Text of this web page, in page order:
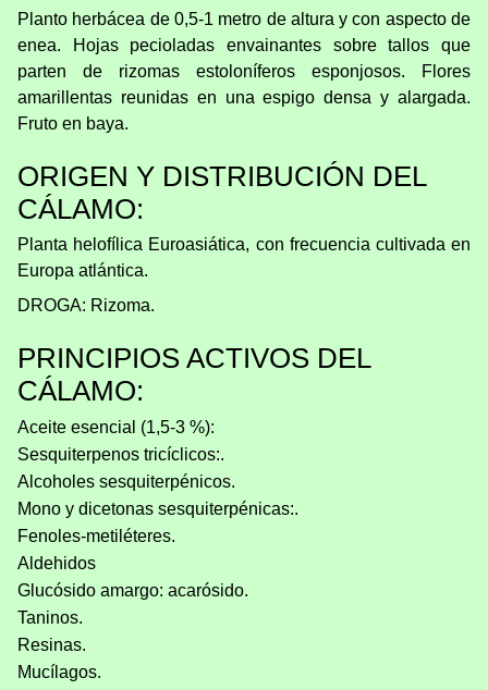
Planto herbácea de 0,5-1 metro de altura y con aspecto de
enea. Hojas pecioladas envainantes sobre tallos que
parten de rizomas estoloníferos esponjosos. Flores
amarillentas reunidas en una espigo densa y alargada.
Fruto en baya.
ORIGEN Y DISTRIBUCIÓN DEL
CÁLAMO:
Planta helofílica Euroasiática, con frecuencia cultivada en
Europa atlántica.
DROGA: Rizoma.
PRINCIPIOS ACTIVOS DEL
CÁLAMO:
Aceite esencial (1,5-3 %):
Sesquiterpenos tricíclicos:.
Alcoholes sesquiterpénicos.
Mono y dicetonas sesquiterpénicas:.
Fenoles-metiléteres.
Aldehidos
Glucósido amargo: acarósido.
Taninos.
Resinas.
Mucílagos.